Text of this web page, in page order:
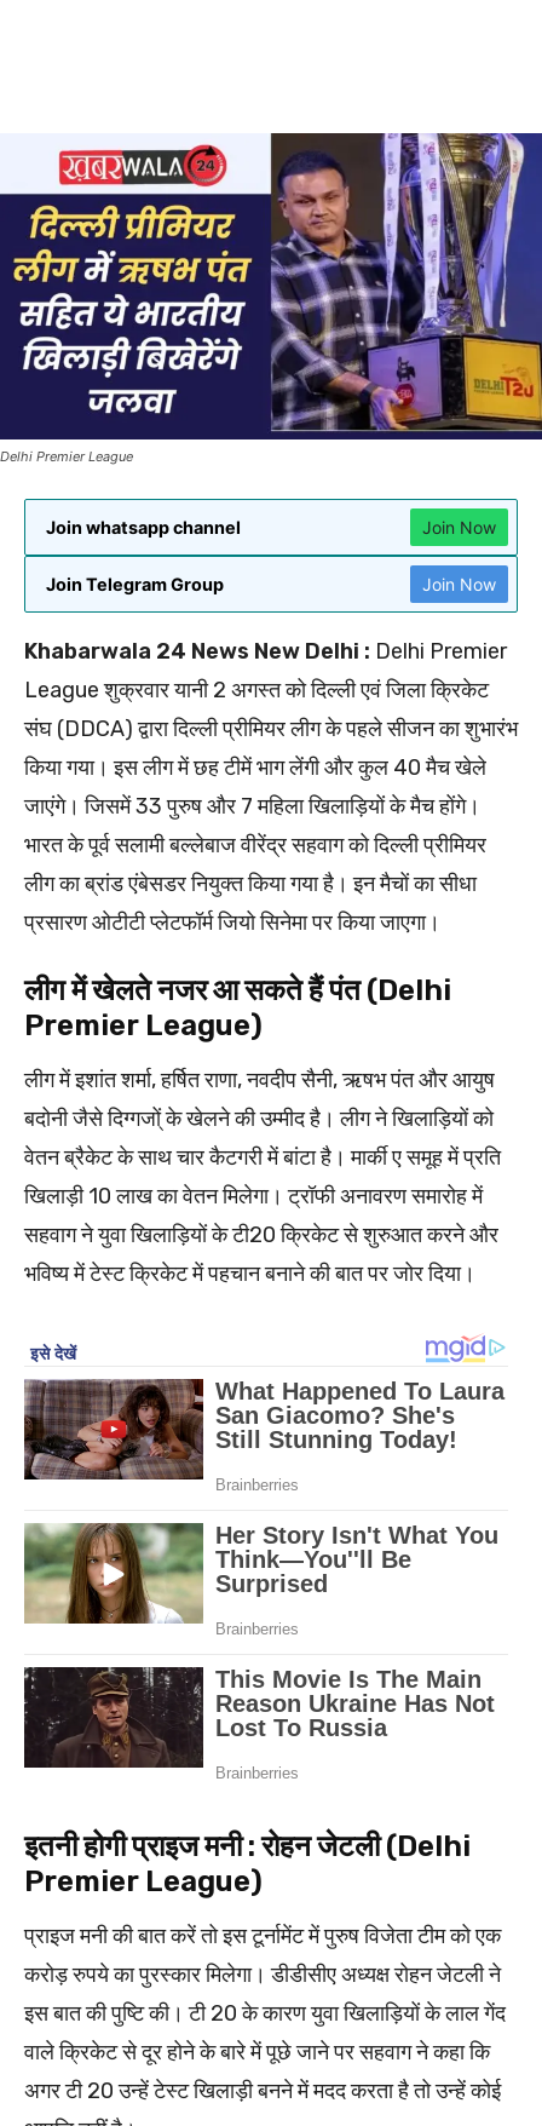
Delhi Premier League
Join whatsapp channel Join Now
Join Telegram Group Join Now
Khabarwala 24 News New Delhi : Delhi Premier
League शुक्रवार यानी 2 अगस्त को दिल्ली एवं जिला क्रिकेट
संघ (DDCA) द्वारा दिल्ली प्रीमियर लीग के पहले सीजन का शुभारंभ
किया गया। इस लीग में छह टीमें भाग लेंगी और कुल 40 मैच खेले
जाएंगे। जिसमें 33 पुरुष और 7 महिला खिलाड़ियों के मैच होंगे।
भारत के पूर्व सलामी बल्लेबाज वीरेंद्र सहवाग को दिल्ली प्रीमियर
लीग का ब्रांड एंबेसडर नियुक्त किया गया है। इन मैचों का सीधा
प्रसारण ओटीटी प्लेटफॉर्म जियो सिनेमा पर किया जाएगा।
लीग में खेलते नजर आ सकते हैं पंत (Delhi
Premier League)
लीग में इशांत शर्मा, हर्षित राणा, नवदीप सैनी, ऋषभ पंत और आयुष
बदोनी जैसे दिग्गजो्ं के खेलने की उम्मीद है। लीग ने खिलाड़ियों को
वेतन ब्रैकेट के साथ चार कैटगरी में बांटा है। मार्की ए समूह में प्रति
खिलाड़ी 10 लाख का वेतन मिलेगा। ट्रॉफी अनावरण समारोह में
सहवाग ने युवा खिलाड़ियों के टी20 क्रिकेट से शुरुआत करने और
भविष्य में टेस्ट क्रिकेट में पहचान बनाने की बात पर जोर दिया।
इतनी होगी प्राइज मनी : रोहन जेटली (Delhi
Premier League)
प्राइज मनी की बात करें तो इस टूर्नामेंट में पुरुष विजेता टीम को एक
करोड़ रुपये का पुरस्कार मिलेगा। डीडीसीए अध्यक्ष रोहन जेटली ने
इस बात की पुष्टि की। टी 20 के कारण युवा खिलाड़ियों के लाल गेंद
वाले क्रिकेट से दूर होने के बारे में पूछे जाने पर सहवाग ने कहा कि
अगर टी 20 उन्हें टेस्ट खिलाड़ी बनने में मदद करता है तो उन्हें कोई